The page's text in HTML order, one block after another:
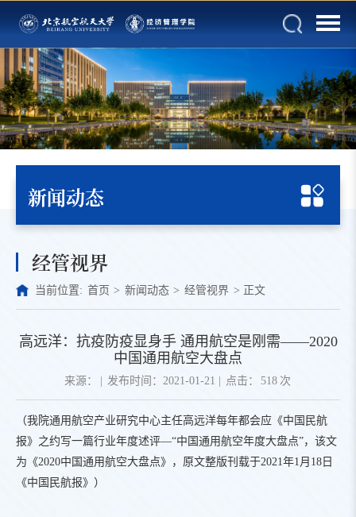
新闻动态
经管视界
当前位置: 首页 > 新闻动态 > 经管视界 > 正文
高远洋：抗疫防疫显身手 通用航空是刚需——2020
中国通用航空大盘点
来源： 发布时间：2021-01-21 点击： 518 次
（我院通用航空产业研究中心主任高远洋每年都会应《中国民航
报》之约写一篇行业年度述评—“中国通用航空年度大盘点”，该文
为《2020中国通用航空大盘点》，原文整版刊载于2021年1月18日
《中国民航报》）